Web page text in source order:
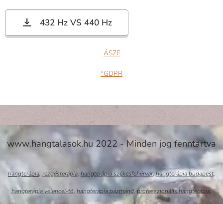
432 Hz VS 440 Hz
ÁSZF
*GDPR
www.hangtalasok.hu 2022 - Minden jog fenntartva
hangterápia, rezgésterápia, hangterápia székesfehérvár,hangterápia budapest,
hangterápia velencei-tó, hangterápiapázmánd,professzionális hangterápia,